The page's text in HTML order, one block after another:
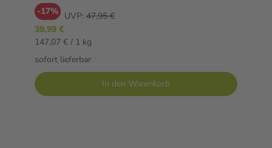
-17% UVP: 47,95 €
39,99 €
147,07 € / 1 kg
sofort lieferbar
In den Warenkorb